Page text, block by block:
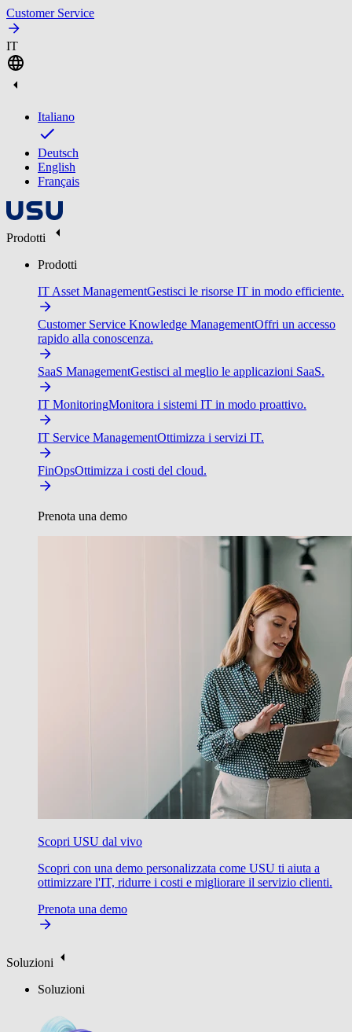
Customer Service
IT
Italiano
Deutsch
English
Français
Prodotti
Prodotti
IT Asset ManagementGestisci le risorse IT in modo efficiente.
Customer Service Knowledge ManagementOffri un accesso
rapido alla conoscenza.
SaaS ManagementGestisci al meglio le applicazioni SaaS.
IT MonitoringMonitora i sistemi IT in modo proattivo.
IT Service ManagementOttimizza i servizi IT.
FinOpsOttimizza i costi del cloud.
Prenota una demo
Scopri USU dal vivo
Scopri con una demo personalizzata come USU ti aiuta a
ottimizzare l'IT, ridurre i costi e migliorare il servizio clienti.
Prenota una demo
Soluzioni
Soluzioni